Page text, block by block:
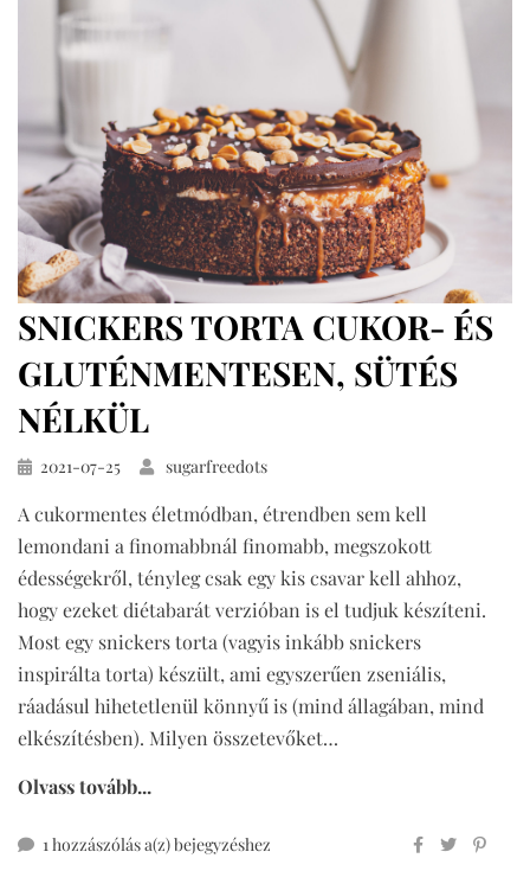
SNICKERS TORTA CUKOR- ÉS
GLUTÉNMENTESEN, SÜTÉS
NÉLKÜL
Közzétéve
2021-07-25 sugarfreedots
A cukormentes életmódban, étrendben sem kell
lemondani a finomabbnál finomabb, megszokott
édességekről, tényleg csak egy kis csavar kell ahhoz,
hogy ezeket diétabarát verzióban is el tudjuk készíteni.
Most egy snickers torta (vagyis inkább snickers
inspirálta torta) készült, ami egyszerűen zseniális,
ráadásul hihetetlenül könnyű is (mind állagában, mind
elkészítésben). Milyen összetevőket…
Olvass tovább...
1 hozzászólás a(z)snickers
bejegyzéshez